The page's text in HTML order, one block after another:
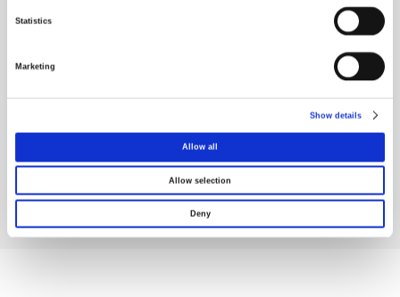
Statistics
Marketing
Show details
Allow all
Allow selection
Deny